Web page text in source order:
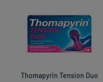
Thomapyrin Tension Duo